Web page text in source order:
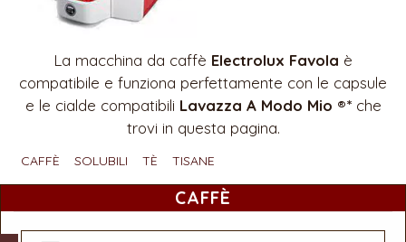
La macchina da caffè Electrolux Favola è
compatibile e funziona perfettamente con le capsule
e le cialde compatibili Lavazza A Modo Mio ®*che
trovi in questa pagina.
CAFFÈ SOLUBILI TÈ TISANE
CAFFÈ